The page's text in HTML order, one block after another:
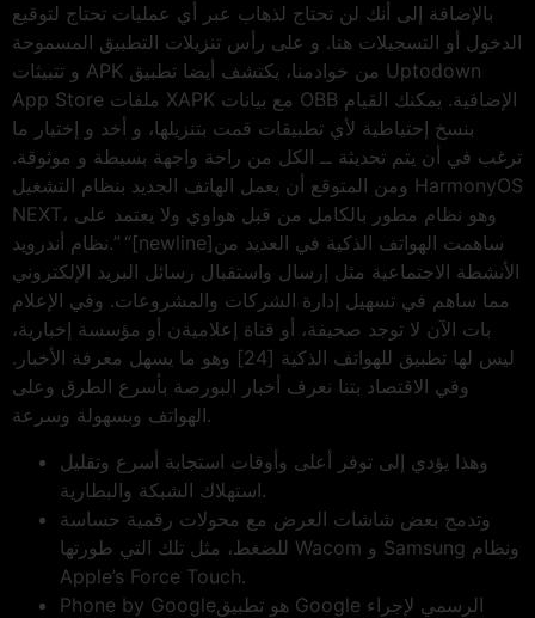
بالإضافة إلى أنك لن تحتاج لذهاب عبر أي عمليات تحتاج لتوقيع
الدخول أو التسجيلات هنا. و على رأس تنزيلات التطبيق المسموحة
و تتبيثات APK من خوادمنا، يكتشف أيضا تطبيق Uptodown
App Store ملفات XAPK مع بيانات OBB الإضافية. يمكنك القيام
بنسخ إحتياطية لأي تطبيقات قمت بتنزيلها، و أخد و إختيار ما
ترغب في أن يتم تحديثة ــ الكل من راحة واجهة بسيطة و موثوقة.
ومن المتوقع أن يعمل الهاتف الجديد بنظام التشغيل HarmonyOS
NEXT، وهو نظام مطور بالكامل من قبل هواوي ولا يعتمد على
نظام أندرويد.” “[newline]ساهمت الهواتف الذكية في العديد من
الأنشطة الاجتماعية مثل إرسال واستقبال رسائل البريد الإلكتروني
مما ساهم في تسهيل إدارة الشركات والمشروعات. وفي الإعلام
بات الآن لا توجد صحيفة، أو قناة إعلاميةن أو مؤسسة إخبارية،
ليس لها تطبيق للهواتف الذكية [24] وهو ما يسهل معرفة الأخبار.
وفي الاقتصاد بتنا نعرف أخبار البورصة بأسرع الطرق وعلى
الهواتف وبسهولة وسرعة.
وهذا يؤدي إلى توفر أعلى وأوقات استجابة أسرع وتقليل
استهلاك الشبكة والبطارية.
وتدمج بعض شاشات العرض مع محولات رقمية حساسة
للضغط، مثل تلك التي طورتها Wacom و Samsung ونظام
Apple’s Force Touch.
Phone by Googleهو تطبيق Google الرسمي لإجراء